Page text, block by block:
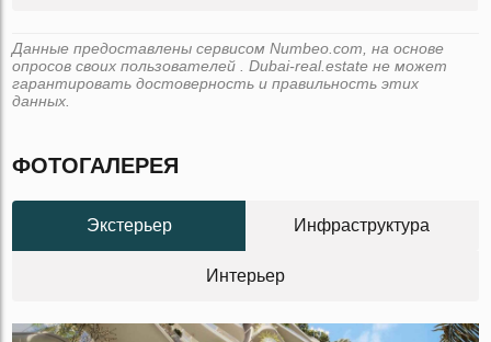
Данные предоставлены сервисом Numbeo.com, на основе
опросов своих пользователей . Dubai-real.estate не может
гарантировать достоверность и правильность этих
данных.
ФОТОГАЛЕРЕЯ
Экстерьер Инфраструктура
Интерьер